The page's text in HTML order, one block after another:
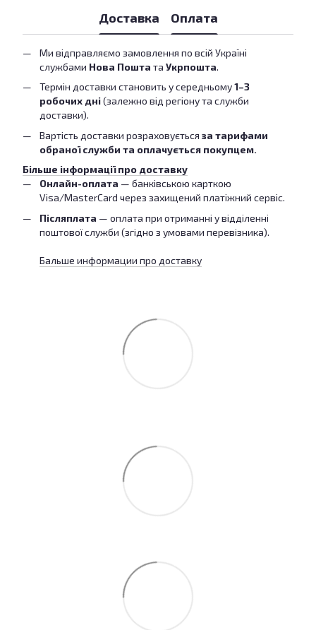
Доставка Оплата
Ми відправляємо замовлення по всій Україні
службами Нова Пошта та Укрпошта.
Термін доставки становить у середньому1–3
робочих дні(залежно від регіону та служби
доставки).
Вартість доставки розраховується за тарифами
обраної служби та оплачується покупцем.
Більше інформації про доставку
Онлайн-оплата — банківською карткою
Visa/MasterCard через захищений платіжний сервіс.
Післяплата — оплата при отриманні у відділенні
поштової служби (згідно з умовами перевізника).
Бальше информации про доставку